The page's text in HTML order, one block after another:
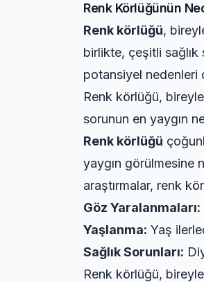
Renk Körlüğünün
Renk körlüğü,
birlikte, çeşitli
potansiyel nedenleri
Renk körlüğü,
sorunun en yaygın
Renk körlüğü
yaygın görülmesine
araştırmalar, renk
Göz Yaralanmaları:
Yaşlanma: Yaş
Sağlık Sorunları:
Renk körlüğü,